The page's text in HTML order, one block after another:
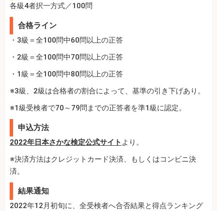
各級4者択一方式／100問
合格ライン
・3級＝全100問中60問以上の正答
・2級＝全100問中70問以上の正答
・1級＝全100問中80問以上の正答
※3級、2級は合格者の割合によって、基準の引き下げあり。
※1級受検者で70～79問までの正答者を準1級に認定。
申込方法
2022年日本さかな検定公式サイト より。
※決済方法はクレジットカード決済、もしくはコンビニ決
済。
結果通知
2022年12月初旬に、全受検者へ合否結果と得点ランキング